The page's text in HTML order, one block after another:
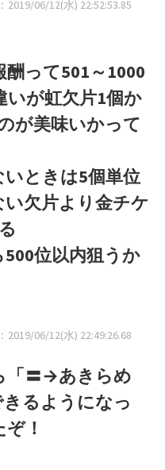
：2019/06/12(水) 22:52:53.85
って501～1000
いが虹欠片1個か
が美味いかって
ときは5個単位
欠片より金チケ
位以内狙うか
：2019/06/12(水) 22:49:26.68
「〓→あきらめ
るようになっ
！